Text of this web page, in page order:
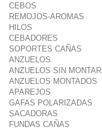
CEBOS
REMOJOS-AROMAS
HILOS
CEBADORES
SOPORTES CAÑAS
ANZUELOS
ANZUELOS SIN MONTAR
ANZUELOS MONTADOS
APAREJOS
GAFAS POLARIZADAS
SACADORAS
FUNDAS CAÑAS